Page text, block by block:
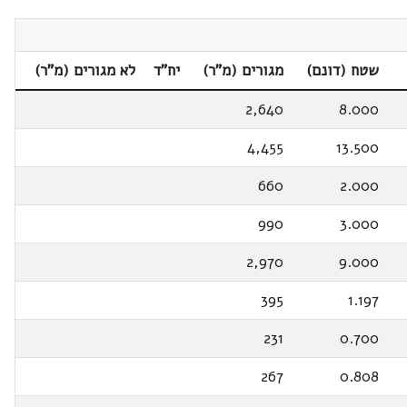
שטח (דונם) מגורים (מ"ר) יח"ד
לא מגורים (מ"ר)
8.000
2,640
13.500
4,455
2.000
660
3.000
990
9.000
2,970
1.197
395
0.700
231
0.808
267